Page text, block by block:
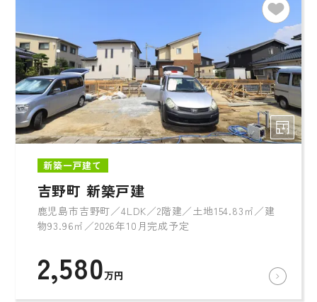
新築一戸建て
吉野町 新築戸建
鹿児島市吉野町／4LDK／2階建／土地154.83㎡／建
物93.96㎡／2026年10月完成予定
2,580万円